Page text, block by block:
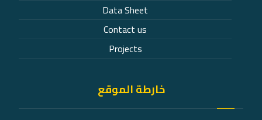
Data Sheet
Contact us
Projects
خارطة الموقع